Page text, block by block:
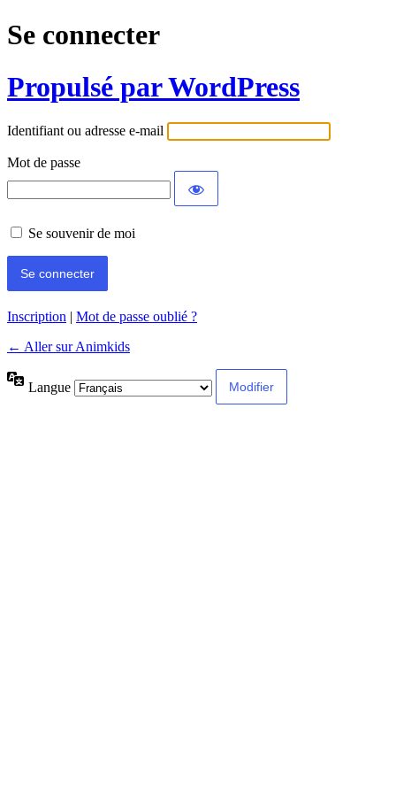
Se connecter
Propulsé par WordPress
Identifiant ou adresse e-mail
Mot de passe
Se souvenir de moi
Inscription | Mot de passe oublié ?
← Aller sur Animkids
Langue